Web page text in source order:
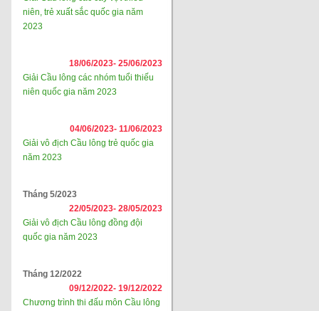
niên, trẻ xuất sắc quốc gia năm
2023
18/06/2023- 25/06/2023
Giải Cầu lông các nhóm tuổi thiếu
niên quốc gia năm 2023
04/06/2023- 11/06/2023
Giải vô địch Cầu lông trẻ quốc gia
năm 2023
Tháng 5/2023
22/05/2023- 28/05/2023
Giải vô địch Cầu lông đồng đội
quốc gia năm 2023
Tháng 12/2022
09/12/2022- 19/12/2022
Chương trình thi đấu môn Cầu lông